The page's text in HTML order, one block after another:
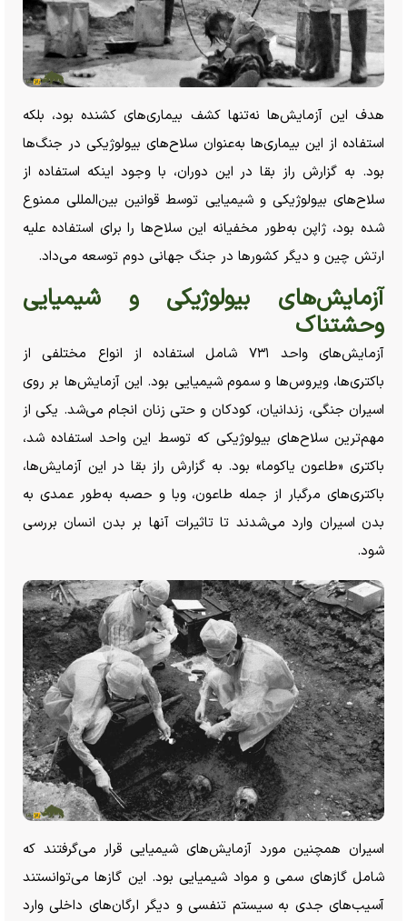
هدف این آزمایش‌ها نه‌تنها کشف بیماری‌های کشنده بود، بلکه
استفاده از این بیماری‌ها به‌عنوان سلاح‌های بیولوژیکی در جنگ‌ها
بود. به گزارش راز بقا در این دوران، با وجود اینکه استفاده از
سلاح‌های بیولوژیکی و شیمیایی توسط قوانین بین‌المللی ممنوع
شده بود، ژاپن به‌طور مخفیانه این سلاح‌ها را برای استفاده علیه
ارتش چین و دیگر کشور‌ها در جنگ جهانی دوم توسعه می‌داد.
آزمایش‌های بیولوژیکی و شیمیایی
وحشتناک
آزمایش‌های واحد ۷۳۱ شامل استفاده از انواع مختلفی از
باکتری‌ها، ویروس‌ها و سموم شیمیایی بود. این آزمایش‌ها بر روی
اسیران جنگی، زندانیان، کودکان و حتی زنان انجام می‌شد. یکی از
مهم‌ترین سلاح‌های بیولوژیکی که توسط این واحد استفاده شد،
باکتری «طاعون یاکوما» بود. به گزارش راز بقا در این آزمایش‌ها،
باکتری‌های مرگبار از جمله طاعون، وبا و حصبه به‌طور عمدی به
بدن اسیران وارد می‌شدند تا تاثیرات آنها بر بدن انسان بررسی
شود.
اسیران همچنین مورد آزمایش‌های شیمیایی قرار می‌گرفتند که
شامل گاز‌های سمی و مواد شیمیایی بود. این گاز‌ها می‌توانستند
آسیب‌های جدی به سیستم تنفسی و دیگر ارگان‌های داخلی وارد